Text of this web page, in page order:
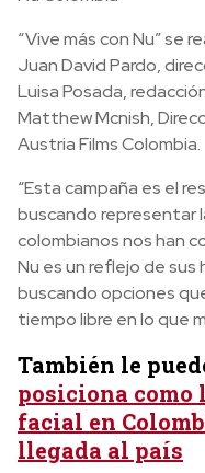
“Vive más con Nu” se
Juan David Pardo,
Luisa Posada,
Matthew Mcnish,
Austria Films Colombia.
“Esta campaña es el
buscando representar
colombianos nos han
Nu es un reflejo de sus
buscando opciones
tiempo libre en lo que
También le
posiciona como
facial en
llegada al país